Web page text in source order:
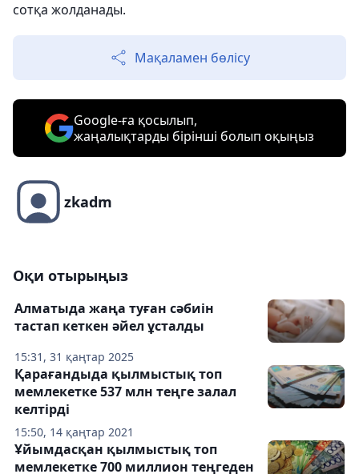
сотқа жолданады.
Мақаламен бөлісу
Google-ға қосылып,
жаңалықтарды бірінші болып оқыңыз
zkadm
Оқи отырыңыз
15:31, 31 қаңтар 2025
Алматыда жаңа туған сәбиін
тастап кеткен әйел ұсталды
15:50, 14 қаңтар 2021
Қарағандыда қылмыстық топ
мемлекетке 537 млн теңге залал
келтірді
Ұйымдасқан қылмыстық топ
мемлекетке 700 миллион теңгеден